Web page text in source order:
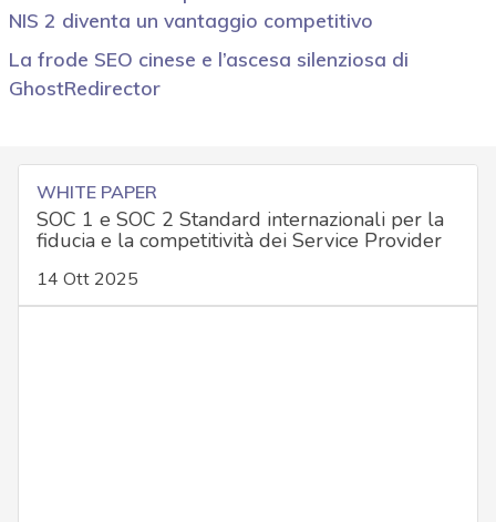
NIS 2 diventa un vantaggio competitivo
La frode SEO cinese e l’ascesa silenziosa di
GhostRedirector
WHITE PAPER
SOC 1 e SOC 2 Standard internazionali per la
fiducia e la competitività dei Service Provider
14 Ott 2025